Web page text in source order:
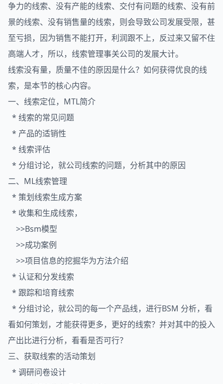
争力的线索、没有产能的线索、交付有问题的线索、没有前
景的线索、没有销售量的线索，则会导致公司发展受限，甚
至亏损，因为销售不能打开，利润跟不上，反过来又留不住
高端人才，所以，线索管理事关公司的发展大计。
线索没有量，质量不佳的原因是什么？如何获得优良的线
索，是本节的核心内容。
一、线索定位，MTL简介
* 线索的常见问题
* 产品的适销性
* 线索评估
* 分组讨论，就公司线索的问题，分析其中的原因
二、ML线索管理
* 策划线索生成方案
* 收集和生成线索，
>>Bsm模型
>>成功案例
>>项目信息的挖掘华为方法介绍
* 认证和分发线索
* 跟踪和培育线索
* 分组讨论，就公司的每一个产品线，进行BSM 分析，看
看如何策划，才能获得更多，更好的线索？并对其中的投入
产出比进行分析，看看是否可行？
三、获取线索的活动策划
* 调研问卷设计